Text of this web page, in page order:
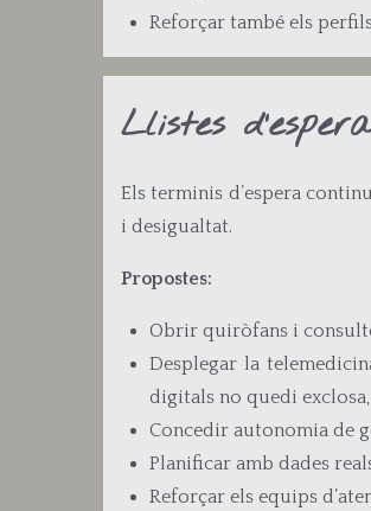
Reforçar també els
Llistes
Els terminis d’espera
i desigualtat.
Propostes:
Obrir quiròfans i
Desplegar la
digitals no quedi
Concedir autonomia de
Planificar amb dades
Reforçar els equips